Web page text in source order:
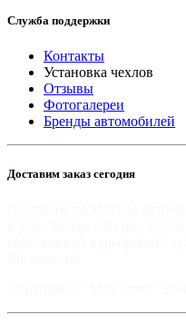
Служба поддержки
Контакты
Установка чехлов
Отзывы
Фотогалереи
Бренды автомобилей
Доставим заказ сегодня